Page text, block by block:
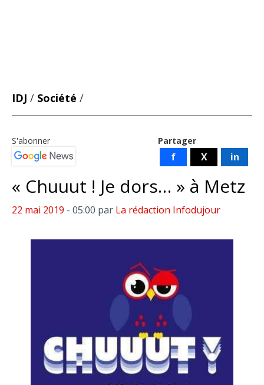
IDJ / Société /
Partager
f X in
S'abonner
« Chuuut ! Je dors… » à Metz
22 mai 2019 - 05:00 par La rédaction Infodujour